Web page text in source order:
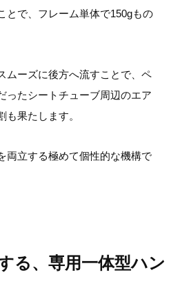
とで、フレーム単体で150gもの
ムーズに後方へ流すことで、ペ
ったシートチューブ周辺のエア
果たします。
両立する極めて個性的な機構で
る、専用一体型ハン